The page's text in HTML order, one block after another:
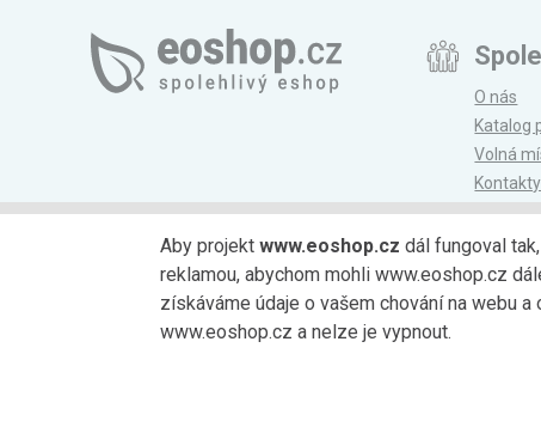
O nás
Katalog
Volná
Kontakty
Magazín
Možnosti platby
Aby projektwww.eoshop.cz dál fungoval
reklamou, abychom mohli www.eoshop.cz
získáváme údaje o vašem chování na webu
www.eoshop.cz a nelze je vypnout.